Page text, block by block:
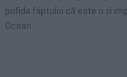
pofida faptului că este o zi
Ocean.